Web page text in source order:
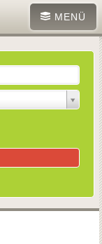
MENÜ